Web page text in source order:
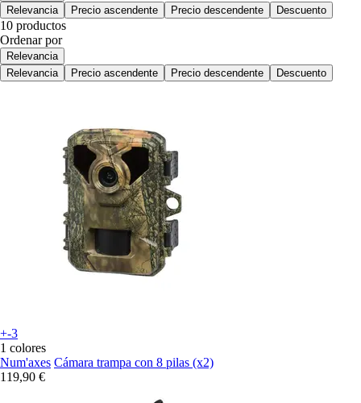
Relevancia
Precio ascendente Precio descendente Descuento
10 productos
Ordenar por
Relevancia
Relevancia
Precio ascendente Precio descendente Descuento
+-3
1 colores
Num'axes Cámara trampa con 8 pilas (x2)
119,90 €